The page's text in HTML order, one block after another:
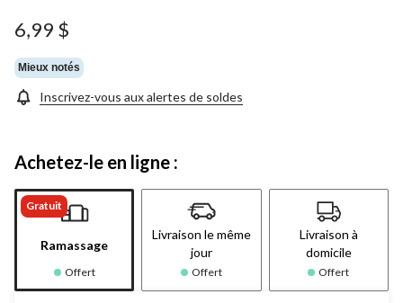
6,99 $
Mieux notés
Inscrivez-vous aux alertes de soldes
Achetez-le en ligne :
Gratuit
Ramassage
Offert
Livraison le même
jour
Offert
Livraison à
domicile
Offert